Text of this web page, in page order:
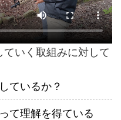
いく取組みに対して
ているか？
て理解を得ている